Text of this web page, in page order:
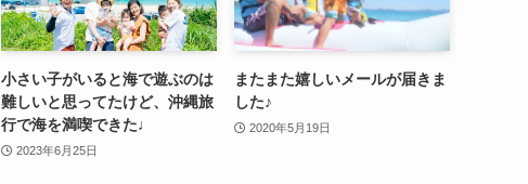
小さい子がいると海で遊ぶのは
難しいと思ってたけど、沖縄旅
行で海を満喫できた♩
2023年6月25日
またまた嬉しいメールが届きま
した♪
2020年5月19日